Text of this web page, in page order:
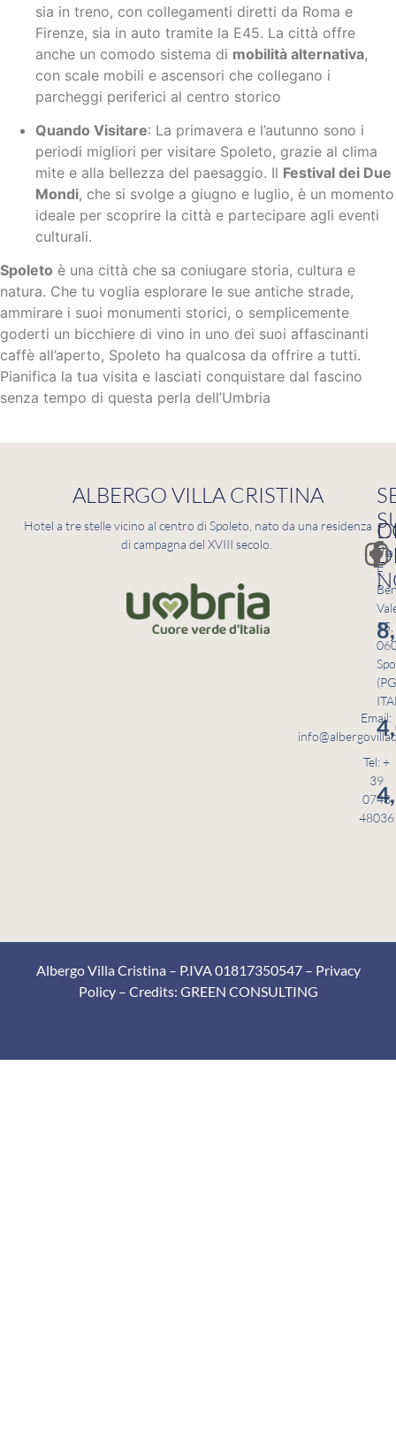
sia in treno, con collegamenti diretti da Roma e
Firenze, sia in auto tramite la E45. La città offre
anche un comodo sistema di mobilità alternativa,
con scale mobili e ascensori che collegano i
parcheggi periferici al centro storico
Quando Visitare: La primavera e l’autunno sono i
periodi migliori per visitare Spoleto, grazie al clima
mite e alla bellezza del paesaggio. Il Festival dei Due
Mondi, che si svolge a giugno e luglio, è un momento
ideale per scoprire la città e partecipare agli eventi
culturali.
Spoleto è una città che sa coniugare storia, cultura e
natura. Che tu voglia esplorare le sue antiche strade,
ammirare i suoi monumenti storici, o semplicemente
goderti un bicchiere di vino in uno dei suoi affascinanti
caffè all’aperto, Spoleto ha qualcosa da offrire a tutti.
Pianifica la tua visita e lasciati conquistare dal fascino
senza tempo di questa perla dell’Umbria
ALBERGO VILLA CRISTINA
Hotel a tre stelle vicino al centro di Spoleto, nato da una residenza
di campagna del XVIII secolo.
Via
F.
55,
Email:
Tel: +
39
0743
48036
Albergo Villa Cristina – P.IVA 01817350547 – Privacy
Policy– Credits: GREEN CONSULTING